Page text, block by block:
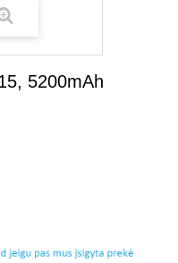
5200mAh